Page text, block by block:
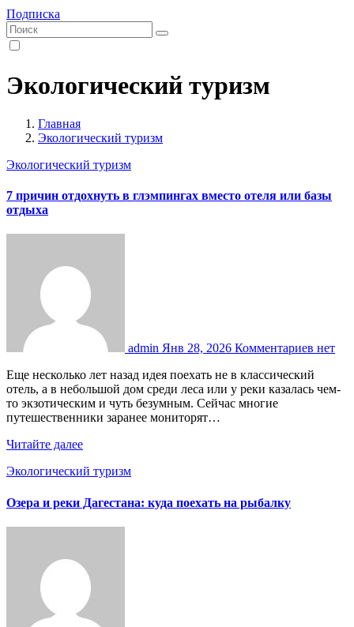
Подписка
Экологический туризм
Главная
Экологический туризм
Экологический туризм
7 причин отдохнуть в глэмпингах вместо отеля или базы
отдыха
admin Янв 28, 2026 Комментариев нет
Еще несколько лет назад идея поехать не в классический
отель, а в небольшой дом среди леса или у реки казалась чем-
то экзотическим и чуть безумным. Сейчас многие
путешественники заранее мониторят…
Читайте далее
Экологический туризм
Озера и реки Дагестана: куда поехать на рыбалку